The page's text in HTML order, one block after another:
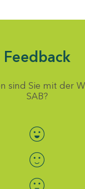
Feedback
sind Sie mit der
SAB?
Bewertung